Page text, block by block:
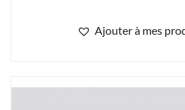
Ajouter à mes